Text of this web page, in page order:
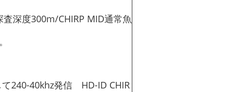
深度300m/CHIRP MID通常魚
240-40khz発信 HD-ID CHIR